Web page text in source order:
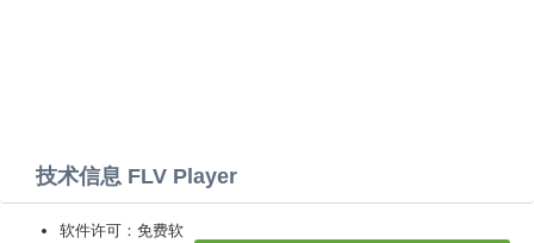
技术信息 FLV Player
软件许可：免费软